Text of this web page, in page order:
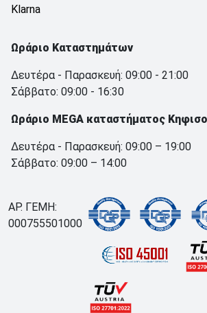
Klarna
Ωράριο Καταστημάτων
Δευτέρα - Παρασκευή: 09:00 - 21:00
Σάββατο: 09:00 - 16:30
Ωράριο MEGA καταστήματος
Δευτέρα - Παρασκευή: 09:00 – 19:00
Σάββατο: 09:00 – 14:00
ΑΡ. ΓΕΜΗ:
000755501000